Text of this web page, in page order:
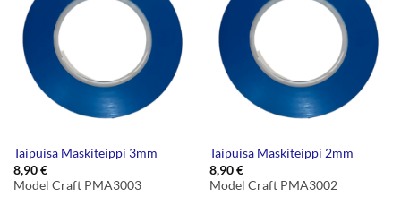
Taipuisa Maskiteippi 3mm
8,90€
Model Craft PMA3003
Taipuisa Maskiteippi 2mm
8,90€
Model Craft PMA3002